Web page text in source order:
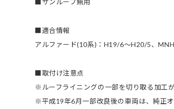
■サンルーフ無用
■適合情報
アルファード(10系)：H19/6～H20/5、
■取付け注意点
※ルーフライニングの一部を切り取る加工
※平成19年6月一部改良後の車両は、純正